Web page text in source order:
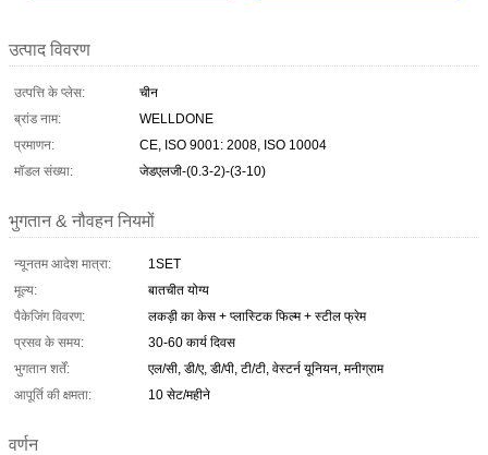
उत्पाद विवरण
उत्पत्ति के प्लेस:
चीन
ब्रांड नाम:
WELLDONE
प्रमाणन:
CE, ISO 9001: 2008, ISO 10004
मॉडल संख्या:
जेडएलजी-(0.3-2)-(3-10)
भुगतान & नौवहन नियमों
न्यूनतम आदेश मात्रा:
1SET
मूल्य:
बातचीत योग्य
पैकेजिंग विवरण:
लकड़ी का केस + प्लास्टिक फिल्म + स्टील फ्रेम
प्रसव के समय:
30-60 कार्य दिवस
भुगतान शर्तें:
एल/सी, डी/ए, डी/पी, टी/टी, वेस्टर्न यूनियन, मनीग्राम
आपूर्ति की क्षमता:
10 सेट/महीने
वर्णन